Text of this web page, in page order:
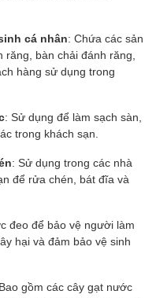
cá nhân: Chứa các sản
bàn chải đánh răng,
hàng sử dụng trong
: Sử dụng để làm sạch sàn,
trong khách sạn.
: Sử dụng trong các nhà
để rửa chén, bát đĩa và
đeo để bảo vệ người làm
hại và đảm bảo vệ sinh
gồm các cây gạt nước